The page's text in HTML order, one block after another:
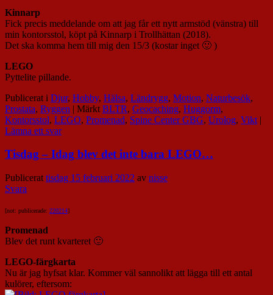
Kinnarp
Fick precis meddelande om att jag får ett nytt armstöd (vänstra) till
min kontorsstol, köpt på Kinnarp i Trollhättan (2018).
Det ska komma hem till mig den 15/3 (kostar inget 🙂 )
LEGO
Pyttelite pillande.
Publicerat i Djur, Hobby, Hälsa, Ländrygg, Motion, Naturbesök,
Prostata, Ryggen | Märkt BLTR, Geocaching, Huggorm,
Kontorsstol, LEGO, Promenad, Spine Center GBG, Urolog, Vikt |
Lämna ett svar
Tisdag – Idag blev det inte bara LEGO…
Publicerat tisdag 15 februari 2022 av nisse
Svara
[not: publicerade: 220214]
Promenad
Blev det runt kvarteret 🙂
LEGO-färgkarta
Nu är jag hyfsat klar. Kommer väl sannolikt att lägga till ett antal
kulörer, eftersom: